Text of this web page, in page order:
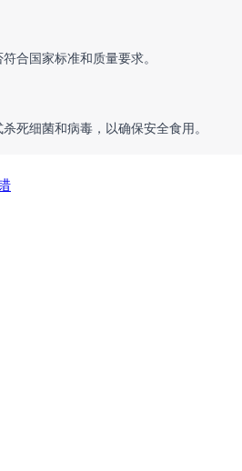
合国家标准和质量要求。
死细菌和病毒，以确保安全食用。